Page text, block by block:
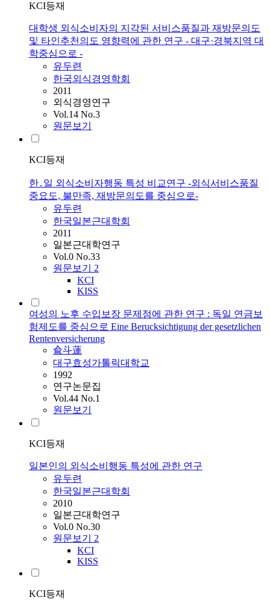
KCI등재
대학생 외식소비자의 지각된 서비스품질과 재방문의도
및 타인추천의도 영향력에 관한 연구 - 대구·경북지역 대
학중심으로 -
유두련
한국외식경영학회
2011
외식경영연구
Vol.14 No.3
원문보기
KCI등재
한․일 외식소비자행동 특성 비교연구 -외식서비스품질
중요도, 불만족, 재방문의도를 중심으로-
유두련
한국일본근대학회
2011
일본근대학연구
Vol.0 No.33
원문보기 2
KCI
KISS
여성의 노후 수입보장 문제점에 관한 연구 : 독일 연금보
험제도를 중심으로 Eine Berucksichtigung der gesetzlichen
Rentenversicherung
兪斗蓮
대구효성가톨릭대학교
1992
연구논문집
Vol.44 No.1
원문보기
KCI등재
일본인의 외식소비행동 특성에 관한 연구
유두련
한국일본근대학회
2010
일본근대학연구
Vol.0 No.30
원문보기 2
KCI
KISS
KCI등재